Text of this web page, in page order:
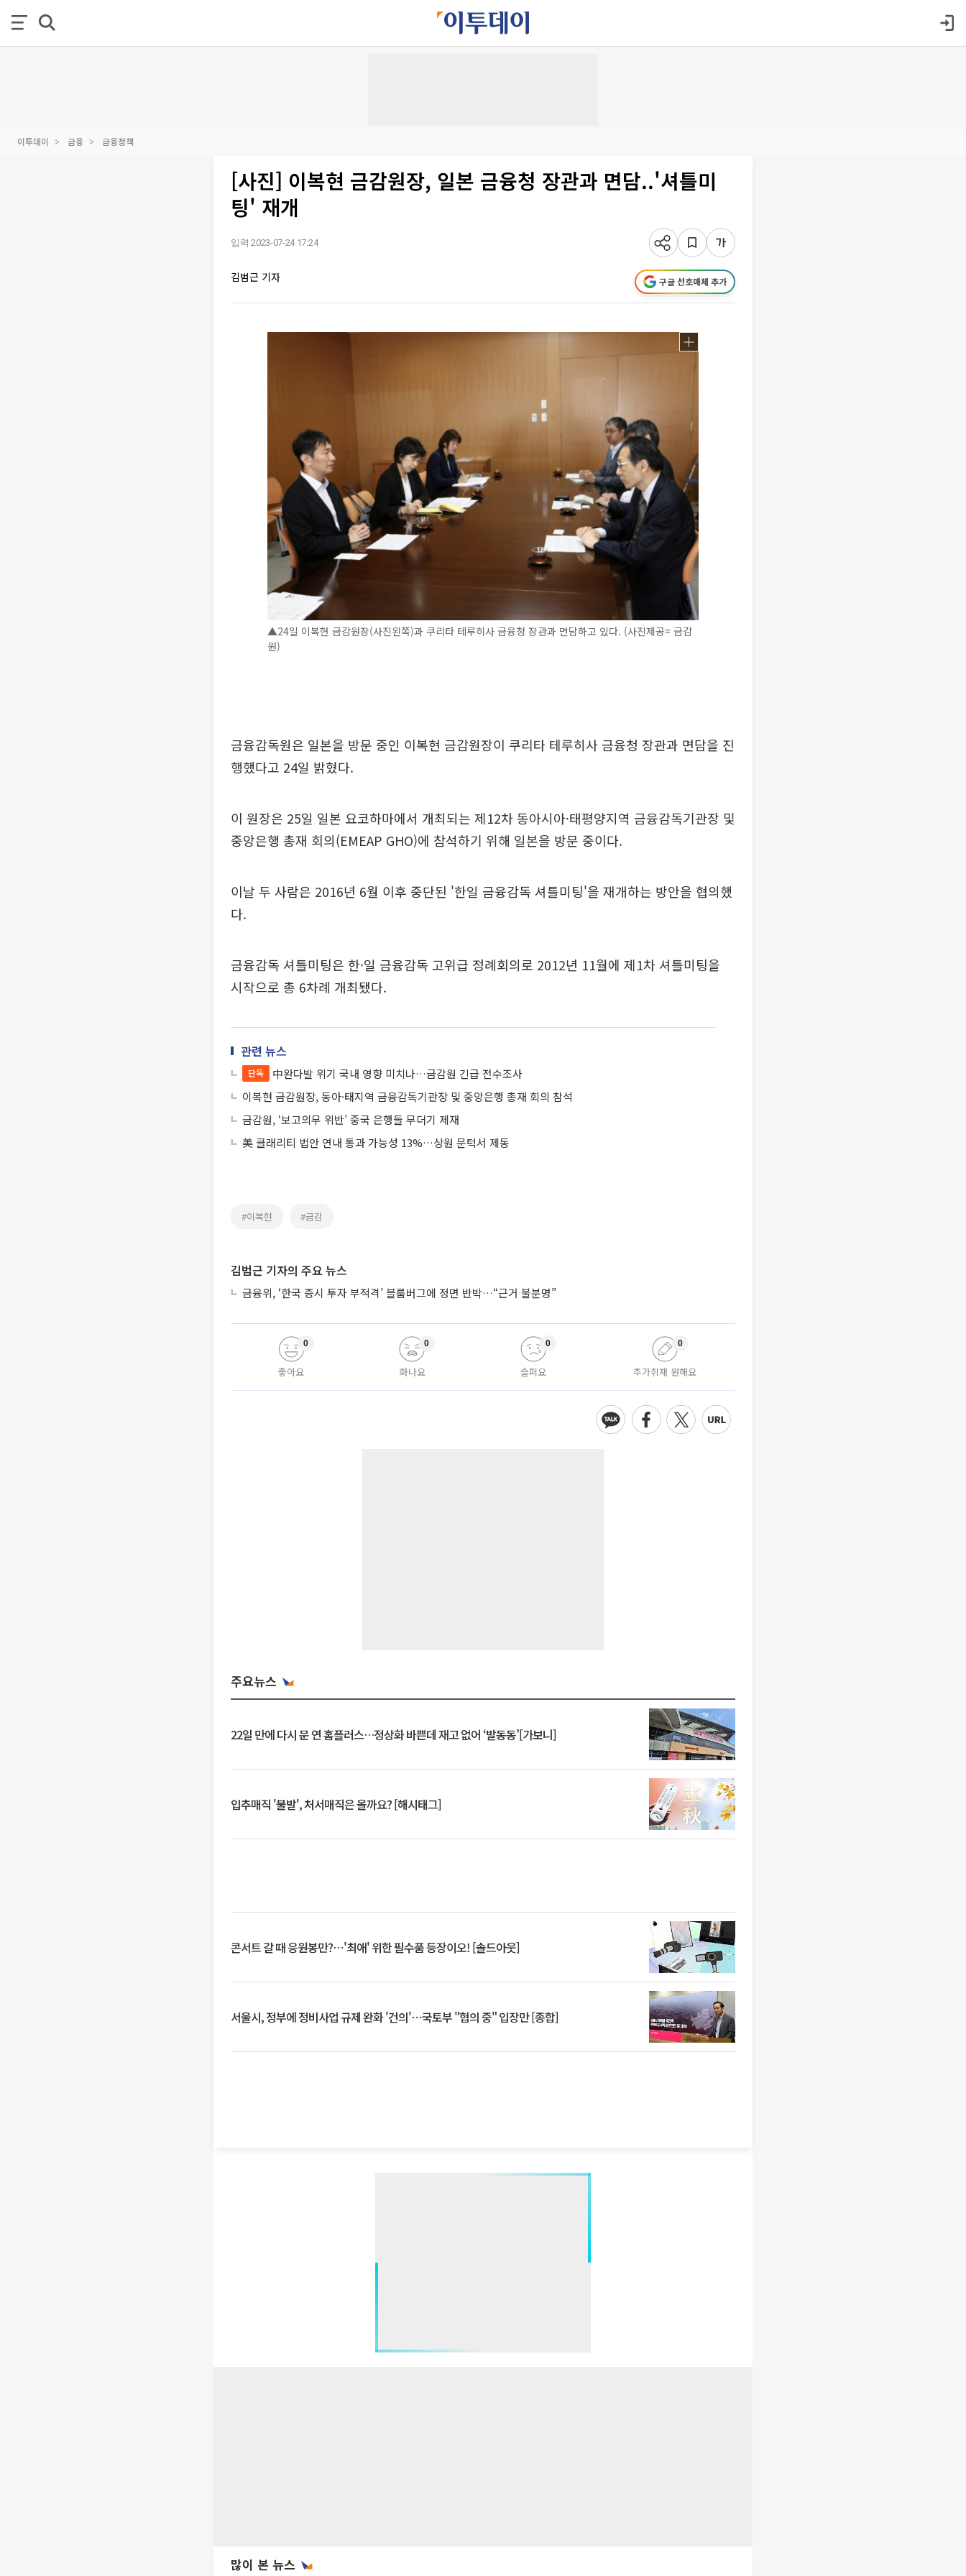
이투데이 금융 금융정책
[사진] 이복현 금감원장, 일본 금융청 장관과 면담..'셔틀미
팅' 재개
입력 2023-07-24 17:24
김범근 기자 구글 선호매체 추가
▲24일 이복현 금감원장(사진왼쪽)과 쿠리타 테루히사 금융청 장관과 면담하고 있다. (사진제공= 금감
원)
금융감독원은 일본을 방문 중인 이복현 금감원장이 쿠리타 테루히사 금융청 장관과 면담을 진
행했다고 24일 밝혔다.
이 원장은 25일 일본 요코하마에서 개최되는 제12차 동아시아·태평양지역 금융감독기관장 및
중앙은행 총재 회의(EMEAP GHO)에 참석하기 위해 일본을 방문 중이다.
이날 두 사람은 2016년 6월 이후 중단된 '한일 금융감독 셔틀미팅'을 재개하는 방안을 협의했
다.
금융감독 셔틀미팅은 한·일 금융감독 고위급 정례회의로 2012년 11월에 제1차 셔틀미팅을
시작으로 총 6차례 개최됐다.
관련 뉴스
단독
中완다발 위기 국내 영향 미치나…금감원 긴급 전수조사
이복현 금감원장, 동아·태지역 금융감독기관장 및 중앙은행 총재 회의 참석
금감원, ‘보고의무 위반’ 중국 은행들 무더기 제재
美 클래리티 법안 연내 통과 가능성 13%…상원 문턱서 제동
#이복현 #금감
김범근 기자의 주요 뉴스
금융위, ‘한국 증시 투자 부적격’ 블룸버그에 정면 반박…“근거 불분명”
좋아요
0
화나요
0
슬퍼요
0
추가취재 원해요
0
주요뉴스
22일 만에 다시 문 연 홈플러스…정상화 바쁜데 재고 없어 ‘발동동’[가보니]
입추매직 '불발', 처서매직은 올까요? [해시태그]
콘서트 갈 때 응원봉만?⋯'최애' 위한 필수품 등장이오! [솔드아웃]
서울시, 정부에 정비사업 규제 완화 '건의'⋯국토부 "협의 중" 입장만 [종합]
많이 본 뉴스